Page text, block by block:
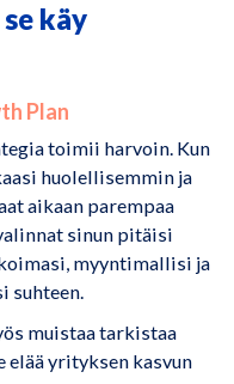
käy
Plan
toimii harvoin. Kun
huolellisemmin ja
aikaan parempaa
sinun pitäisi
myyntimallisi ja
suhteen.
muistaa tarkistaa
elää yrityksen kasvun